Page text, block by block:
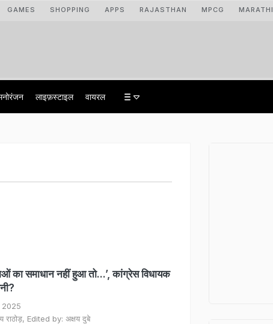
GAMES SHOPPING APPS RAJASTHAN MPCG MARATHI
लाइफ़स्टाइल वायरल
का समाधान नहीं हुआ तो...’, कांग्रेस विधायक
Edited by: अक्षय दुबे